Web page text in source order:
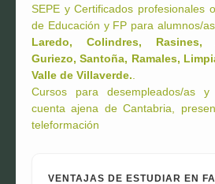
SEPE y Certificados profesionales
de Educación y FP para alumnos/
Laredo, Colindres, Rasines,
Guriezo, Santoña, Ramales,
Valle de Villaverde..
Cursos para desempleados/as y
cuenta ajena de Cantabria,
teleformación
VENTAJAS DE ESTUDIAR EN